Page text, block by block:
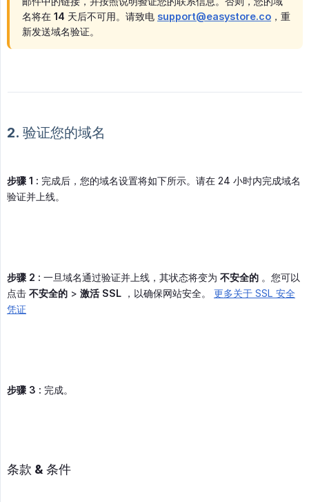
名将在 14 天后不可用。请致电 support@easystore.co ，重
新发送域名验证。
2. 验证您的域名
步骤 1 : 完成后，您的域名设置将如下所示。请在 24 小时内完成域名
验证并上线。
步骤 2 : 一旦域名通过验证并上线，其状态将变为 不安全的 。您可以
点击 不安全的 > 激活 SSL ，以确保网站安全。 更多关于 SSL 安全
凭证
步骤 3 : 完成。
条款 & 条件